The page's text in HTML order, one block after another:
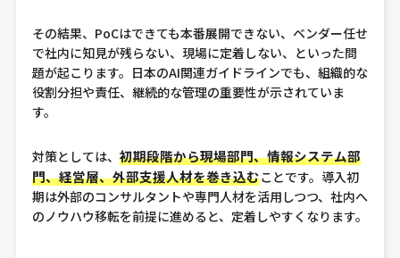
その結果、PoCはできても本番展開できない、ベンダー任せ
で社内に知見が残らない、現場に定着しない、といった問
題が起こります。日本のAI関連ガイドラインでも、組織的な
役割分担や責任、継続的な管理の重要性が示されていま
す。
対策としては、 初期段階から現場部門、情報システム部
門、経営層、外部支援人材を巻き込むことです。導入初
期は外部のコンサルタントや専門人材を活用しつつ、社内へ
のノウハウ移転を前提に進めると、定着しやすくなります。